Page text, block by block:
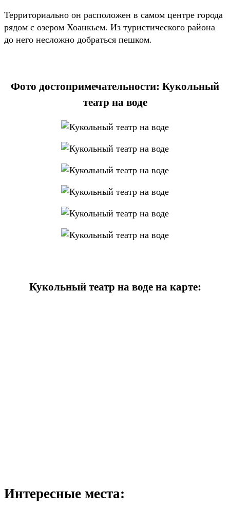
Территориально он расположен в самом центре города
рядом с озером Хоанкьем. Из туристического района
до него несложно добраться пешком.
Фото достопримечательности: Кукольный
театр на воде
Кукольный театр на воде на карте:
Интересные места: